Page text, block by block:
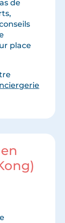
de
place